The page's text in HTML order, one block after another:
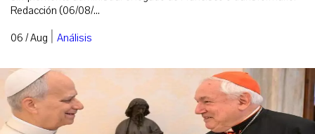
Redacción (06/08/...
06 / Aug | Análisis